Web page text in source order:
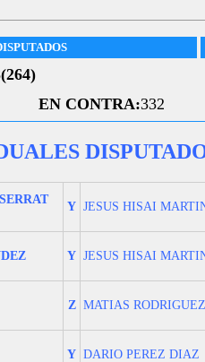
(264)
EN CONTRA:332
Y JESUS HISAI
Y JESUS HISAI
Z MATIAS
Y DARIO PEREZ DIAZ